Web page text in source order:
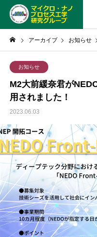
アーカイブ お知らせ
お知らせ
M2大前緩奈君が
用されました！
2023.06.03